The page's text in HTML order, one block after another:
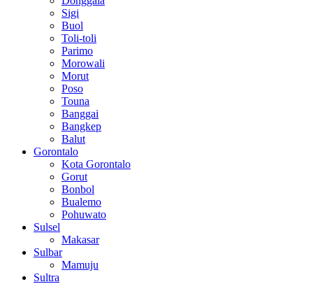
Sigi
Buol
Toli-toli
Parimo
Morowali
Morut
Poso
Touna
Banggai
Bangkep
Balut
Gorontalo
Kota Gorontalo
Gorut
Bonbol
Bualemo
Pohuwato
Sulsel
Makasar
Sulbar
Mamuju
Sultra